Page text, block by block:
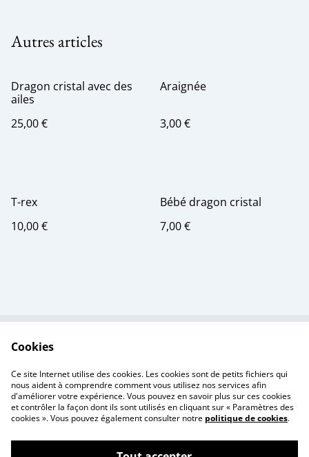
Autres articles
Dragon cristal avec des
ailes
25,00 €
Araignée
3,00 €
T-rex
10,00 €
Bébé dragon cristal
7,00 €
Politique de
confidentialité
Politique de cookies
Cookies
Ce site Internet utilise des cookies. Les cookies sont de petits fichiers qui
nous aident à comprendre comment vous utilisez nos services afin
d'améliorer votre expérience. Vous pouvez en savoir plus sur ces cookies
et contrôler la façon dont ils sont utilisés en cliquant sur « Paramètres des
cookies ». Vous pouvez également consulter notre politique de cookies.